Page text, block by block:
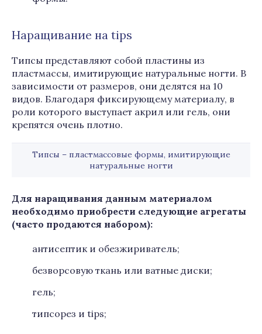
Наращивание на tips
Типсы представляют собой пластины из
пластмассы, имитирующие натуральные ногти. В
зависимости от размеров, они делятся на 10
видов. Благодаря фиксирующему материалу, в
роли которого выступает акрил или гель, они
крепятся очень плотно.
Типсы – пластмассовые формы, имитирующие
натуральные ногти
Для наращивания данным материалом
необходимо приобрести следующие агрегаты
(часто продаются набором):
антисептик и обезжириватель;
безворсовую ткань или ватные диски;
гель;
типсорез и tips;